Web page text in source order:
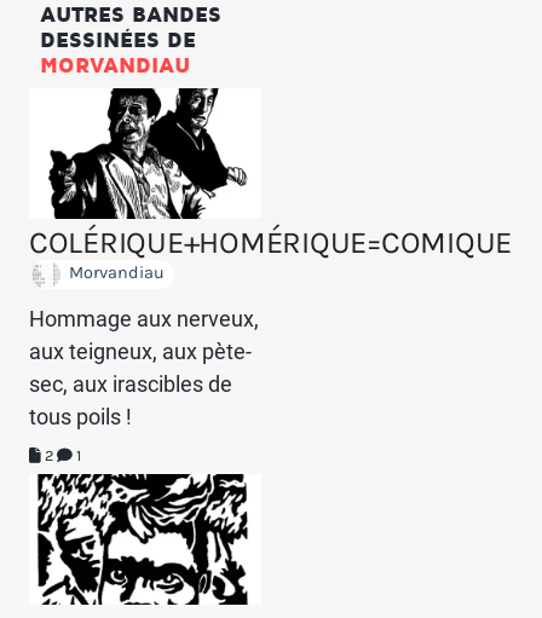
AUTRES BANDES
DESSINÉES DE
MORVANDIAU
COLÉRIQUE+HOMÉRIQUE=COMIQUE
Morvandiau
Hommage aux nerveux,
aux teigneux, aux pète-
sec, aux irascibles de
tous poils !
2 1